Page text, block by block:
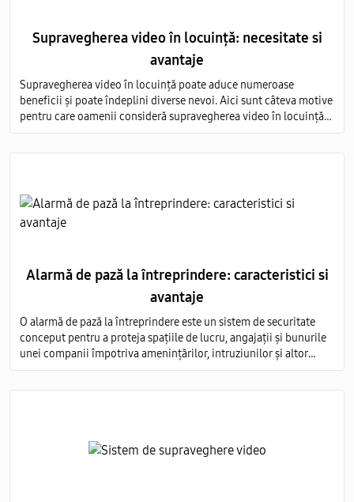
Supravegherea video în locuință: necesitate si
avantaje
Supravegherea video în locuință poate aduce numeroase
beneficii și poate îndeplini diverse nevoi. Aici sunt câteva motive
pentru care oamenii consideră supravegherea video în locuință
ca fiind necesară, precum și avantajele asociate acestei practici
Alarmă de pază la întreprindere: caracteristici si
avantaje
O alarmă de pază la întreprindere este un sistem de securitate
conceput pentru a proteja spațiile de lucru, angajații și bunurile
unei companii împotriva amenințărilor, intruziunilor și altor
evenimente nedorite.